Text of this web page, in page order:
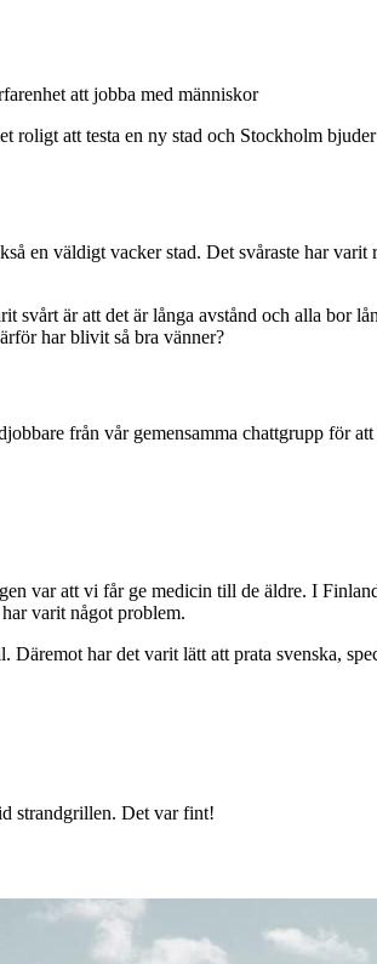
att jobba med människor
att testa en ny stad och Stockholm bjuder
en väldigt vacker stad. Det svåraste har varit
svårt är att det är långa avstånd och alla bor
har blivit så bra vänner?
från vår gemensamma chattgrupp för
var att vi får ge medicin till de äldre. I
varit något problem.
har det varit lätt att prata svenska,
strandgrillen. Det var fint!